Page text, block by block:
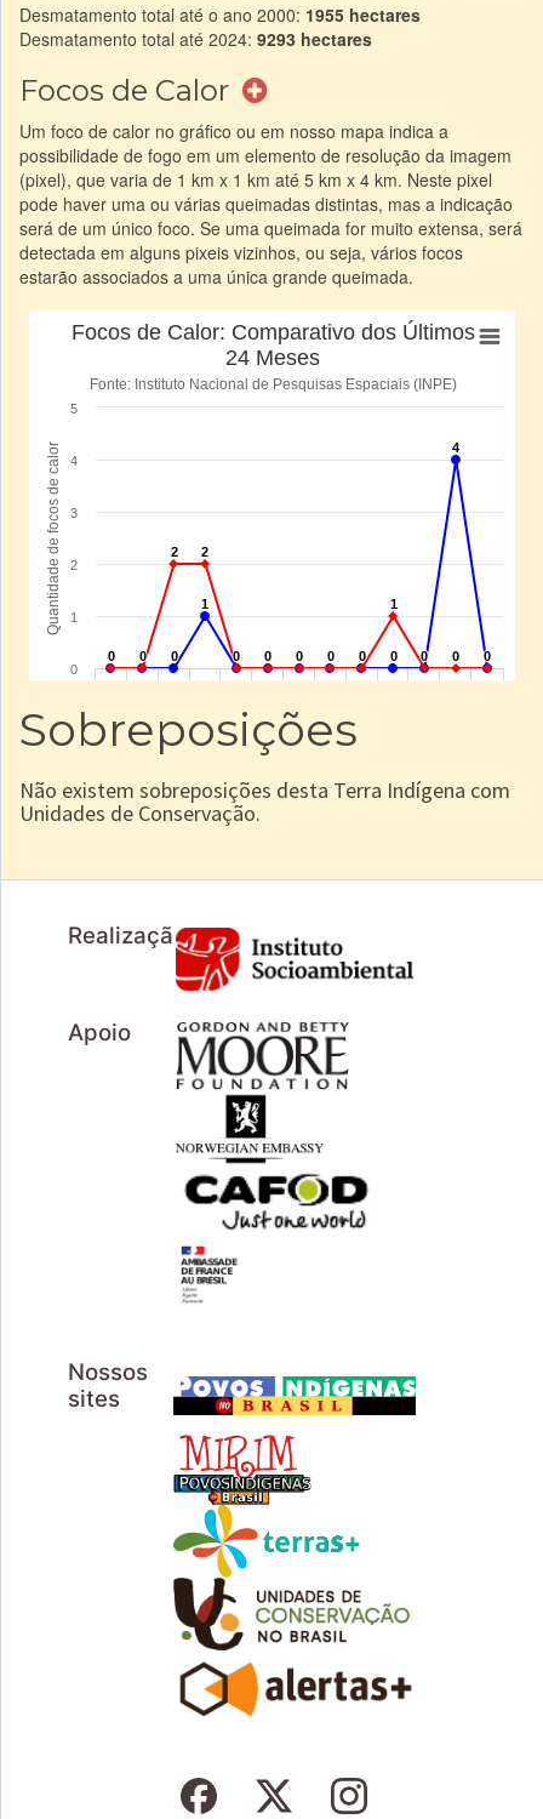
Desmatamento total até o ano 2000: 1955 hectares
Desmatamento total até 2024: 9293 hectares
Focos de Calor
Um foco de calor no gráfico ou em nosso mapa indica a
possibilidade de fogo em um elemento de resolução da imagem
(pixel), que varia de 1 km x 1 km até 5 km x 4 km. Neste pixel
pode haver uma ou várias queimadas distintas, mas a indicação
será de um único foco. Se uma queimada for muito extensa, será
detectada em alguns pixeis vizinhos, ou seja, vários focos
estarão associados a uma única grande queimada.
Sobreposições
Não existem sobreposições desta Terra Indígena com
Unidades de Conservação.